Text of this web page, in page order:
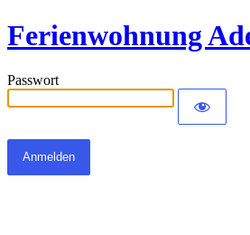
Ferienwohnung
Passwort